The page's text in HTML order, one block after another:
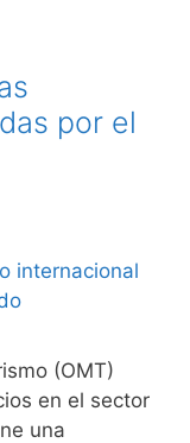
por el
(OMT)
en el sector
una